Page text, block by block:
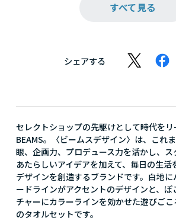
すべて見る
シェアする
セレクトショップの先駆けとして時代を
BEAMS。〈ビームスデザイン〉は、これ
眼、企画力、プロデュース力を活かし、
あたらしいアイデアを加えて、毎日の生活
デザインを創造するブランドです。白地
ードラインがアクセントのデザインと、
チャーにカラーラインを効かせた遊びご
のタオルセットです。